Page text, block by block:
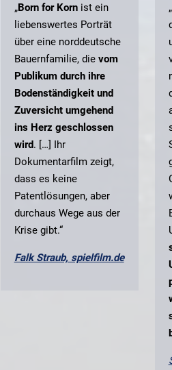
„Born for Korn ist ein
liebenswertes Porträt
über eine norddeutsche
Bauernfamilie, die vom
Publikum durch ihre
Bodenständigkeit und
Zuversicht umgehend
ins Herz geschlossen
wird. […] Ihr
Dokumentarfilm zeigt,
dass es keine
Patentlösungen, aber
durchaus Wege aus der
Krise gibt.“
Falk Straub, spielfilm.de